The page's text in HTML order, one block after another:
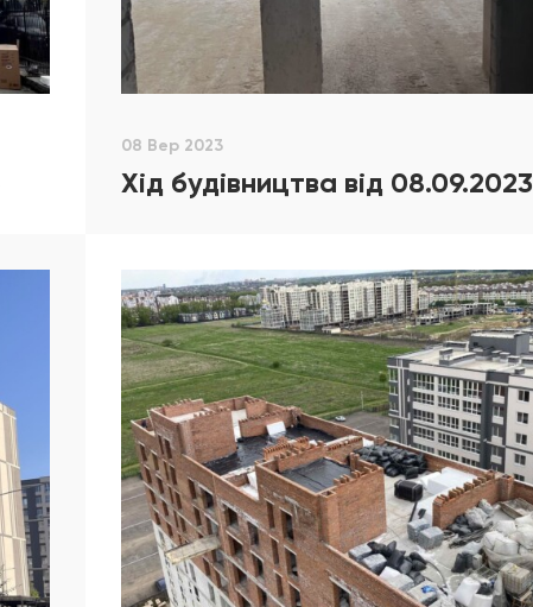
08 Вер 2023
Хід будівництва від 08.09.2023